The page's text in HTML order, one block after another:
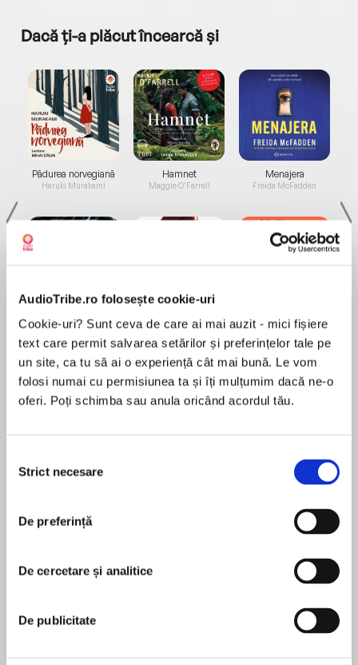
AudioTribe.ro folosește cookie-uri
Cookie-uri? Sunt ceva de care ai mai auzit - mici fișiere
text care permit salvarea setărilor și preferințelor tale pe
un site, ca tu să ai o experiență cât mai bună. Le vom
folosi numai cu permisiunea ta și îți mulțumim dacă ne-o
oferi. Poți schimba sau anula oricând acordul tău.
consimțământului
Strict necesare
De preferință
De cercetare și analitice
De publicitate
Dacă ți-a plăcut încearcă și
Pădurea norvegiană
Haruki Murakami
Elita de Argint (Elita
de...
Dani Francis
Hamnet
Maggie O'Farrell
Diavolul se îmbracă de
la...
Lauren Weisberger
Menajera
Freida McFadden
Migdală
Sohn Won-pyung
pentru minimizarea efectelor secundare și
maximizarea calității vieții. Volumul Cancerul de
sân: cum să trăiești cu el a apărut în urma unei
noi abordări integrate a îngrijirii cancerului și
dintre aceiași pacienți, răspunzând la întrebările
lor. Autorii explică cum ar putea fi minimalizate
tratamentului și prezintă strategii de adaptare
În acest moment nu există recenzii